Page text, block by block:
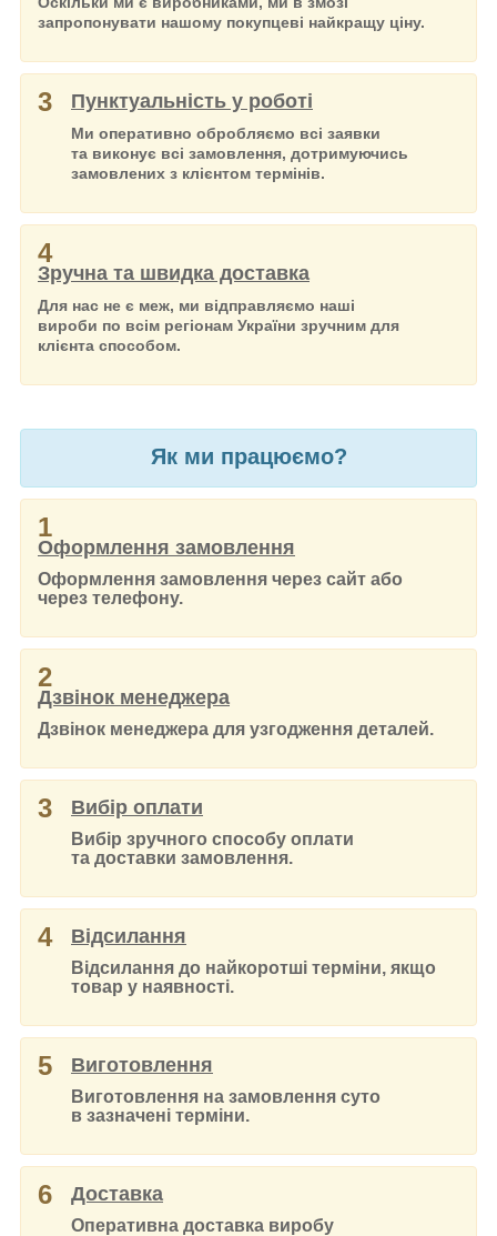
запропонувати нашому покупцеві найкращу ціну.
3 Пунктуальність у роботі
Ми оперативно обробляємо всі заявки
та виконує всі замовлення, дотримуючись
замовлених з клієнтом термінів.
4
Зручна та швидка доставка
Для нас не є меж, ми відправляємо наші
вироби по всім регіонам України зручним для
клієнта способом.
Як ми працюємо?
1
Оформлення замовлення
Оформлення замовлення через сайт або
через телефону.
2
Дзвінок менеджера
Дзвінок менеджера для узгодження деталей.
3 Вибір оплати
Вибір зручного способу оплати
та доставки замовлення.
4 Відсилання
Відсилання до найкоротші терміни, якщо
товар у наявності.
5 Виготовлення
Виготовлення на замовлення суто
в зазначені терміни.
6 Доставка
Оперативна доставка виробу